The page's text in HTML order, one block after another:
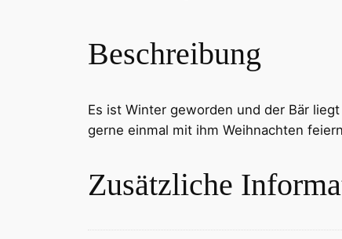
Beschreibung
Es ist Winter geworden und der Bär
gerne einmal mit ihm Weihnachten
Zusätzliche